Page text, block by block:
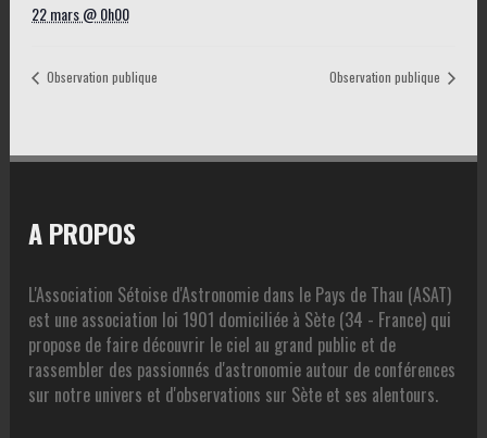
22 mars @ 0h00
Observation publique Observation publique
A PROPOS
L'Association Sétoise d'Astronomie dans le Pays de Thau (ASAT)
est une association loi 1901 domiciliée à Sète (34 - France) qui
propose de faire découvrir le ciel au grand public et de
rassembler des passionnés d'astronomie autour de conférences
sur notre univers et d'observations sur Sète et ses alentours.